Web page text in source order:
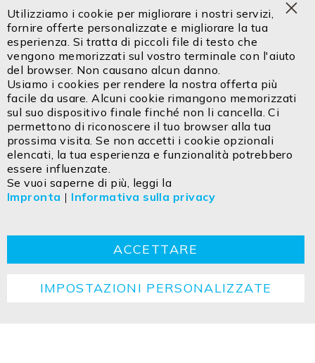
Tel. +39 0471 14302 00
Cel. +39 334 9113 336
Email:info@isoled.shop
www.isoled.shop
FIAI Handels GmbH – ISOLED ITALIA
Via Innsbruck 27/C
IT - 39100 Bolzano
ContattoImpresa Dichiarazione sulla privacy
TCG CookieRitorno
Copyright ©2026 ISOLED FIAI Handels GmbH All
Utilizziamo i cookie per migliorare i nostri servizi,
fornire offerte personalizzate e migliorare la tua
esperienza. Si tratta di piccoli file di testo che
vengono memorizzati sul vostro terminale con l'aiuto
del browser. Non causano alcun danno.
Usiamo i cookies per rendere la nostra offerta più
facile da usare. Alcuni cookie rimangono memorizzati
sul suo dispositivo finale finché non li cancella. Ci
permettono di riconoscere il tuo browser alla tua
prossima visita. Se non accetti i cookie opzionali
elencati, la tua esperienza e funzionalità potrebbero
essere influenzate.
Se vuoi saperne di più, leggi la
Impronta | Informativa sulla privacy
ACCETTARE
IMPOSTAZIONI PERSONALIZZATE